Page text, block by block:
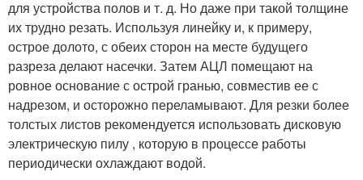
для устройства полов и т. д. Но даже при такой толщине
их трудно резать. Используя линейку и, к примеру,
острое долото, с обеих сторон на месте будущего
разреза делают насечки. Затем АЦЛ помещают на
ровное основание с острой гранью, совместив ее с
надрезом, и осторожно переламывают. Для резки более
толстых листов рекомендуется использовать дисковую
электрическую пилу , которую в процессе работы
периодически охлаждают водой.